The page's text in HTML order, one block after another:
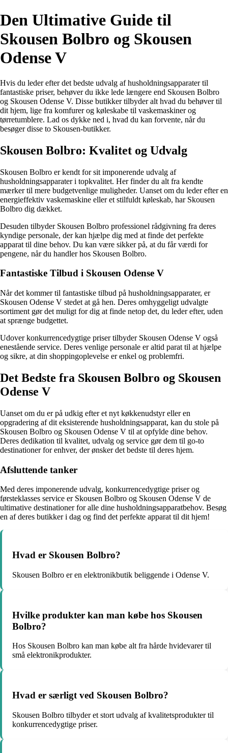
Den Ultimative Guide til
Skousen Bolbro og Skousen
Odense V
Hvis du leder efter det bedste udvalg af husholdningsapparater til
fantastiske priser, behøver du ikke lede længere end Skousen Bolbro
og Skousen Odense V. Disse butikker tilbyder alt hvad du behøver til
dit hjem, lige fra komfurer og køleskabe til vaskemaskiner og
tørretumblere. Lad os dykke ned i, hvad du kan forvente, når du
besøger disse to Skousen-butikker.
Skousen Bolbro: Kvalitet og Udvalg
Skousen Bolbro er kendt for sit imponerende udvalg af
husholdningsapparater i topkvalitet. Her finder du alt fra kendte
mærker til mere budgetvenlige muligheder. Uanset om du leder efter en
energieffektiv vaskemaskine eller et stilfuldt køleskab, har Skousen
Bolbro dig dækket.
Desuden tilbyder Skousen Bolbro professionel rådgivning fra deres
kyndige personale, der kan hjælpe dig med at finde det perfekte
apparat til dine behov. Du kan være sikker på, at du får værdi for
pengene, når du handler hos Skousen Bolbro.
Fantastiske Tilbud i Skousen Odense V
Når det kommer til fantastiske tilbud på husholdningsapparater, er
Skousen Odense V stedet at gå hen. Deres omhyggeligt udvalgte
sortiment gør det muligt for dig at finde netop det, du leder efter, uden
at sprænge budgettet.
Udover konkurrencedygtige priser tilbyder Skousen Odense V også
enestående service. Deres venlige personale er altid parat til at hjælpe
og sikre, at din shoppingoplevelse er enkel og problemfri.
Det Bedste fra Skousen Bolbro og Skousen
Odense V
Uanset om du er på udkig efter et nyt køkkenudstyr eller en
opgradering af dit eksisterende husholdningsapparat, kan du stole på
Skousen Bolbro og Skousen Odense V til at opfylde dine behov.
Deres dedikation til kvalitet, udvalg og service gør dem til go-to
destinationer for enhver, der ønsker det bedste til deres hjem.
Afsluttende tanker
Med deres imponerende udvalg, konkurrencedygtige priser og
førsteklasses service er Skousen Bolbro og Skousen Odense V de
ultimative destinationer for alle dine husholdningsapparatbehov. Besøg
en af deres butikker i dag og find det perfekte apparat til dit hjem!
Hvad er Skousen Bolbro?
Skousen Bolbro er en elektronikbutik beliggende i Odense V.
Hvilke produkter kan man købe hos Skousen
Bolbro?
Hos Skousen Bolbro kan man købe alt fra hårde hvidevarer til
små elektronikprodukter.
Hvad er særligt ved Skousen Bolbro?
Skousen Bolbro tilbyder et stort udvalg af kvalitetsprodukter til
konkurrencedygtige priser.